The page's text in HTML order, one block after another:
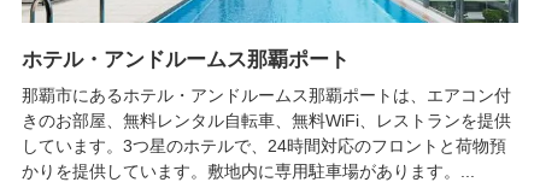
ホテル・アンドルームス那覇ポート
那覇市にあるホテル・アンドルームス那覇ポートは、エアコン付
きのお部屋、無料レンタル自転車、無料WiFi、レストランを提供
しています。3つ星のホテルで、24時間対応のフロントと荷物預
かりを提供しています。敷地内に専用駐車場があります。...